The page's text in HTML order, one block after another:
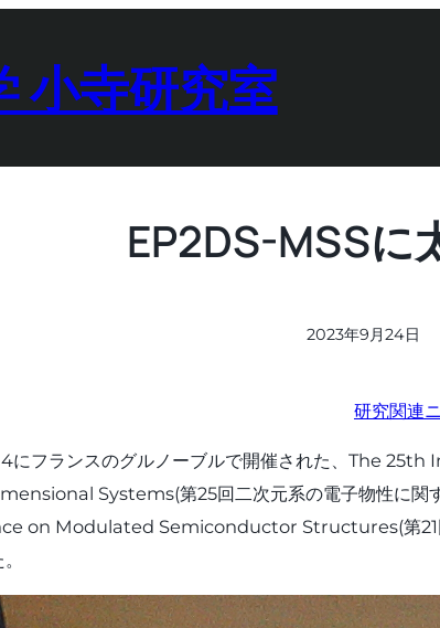
小寺研究室
EP2DS-MSSに
2023年9月24日
研究関連
にフランスのグルノーブルで開催された、The
Systems(第25回二次元系の電子物性に関
on Modulated Semiconductor Structures(第21